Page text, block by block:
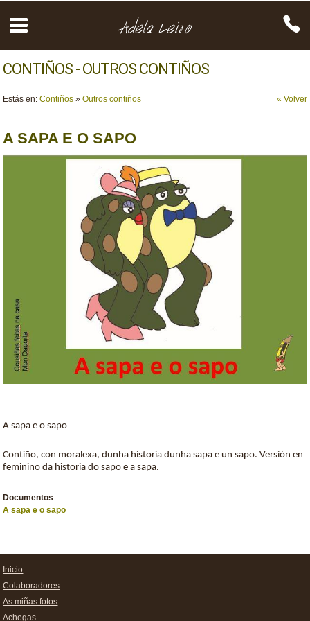
CONTIÑOS - OUTROS CONTIÑOS
« Volver
Estás en:Contiños »Outros contiños
A SAPA E O SAPO
A sapa e o sapo
Contiño, con moralexa, dunha historia dunha sapa e un sapo. Versión en
feminino da historia do sapo e a sapa.
Documentos:
A sapa e o sapo
Inicio
Colaboradores
As miñas fotos
Achegas